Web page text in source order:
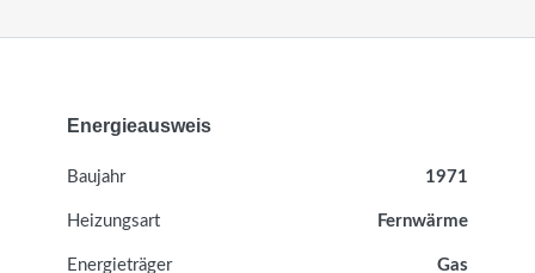
Energieausweis
Baujahr 1971
Heizungsart Fernwärme
Energieträger Gas